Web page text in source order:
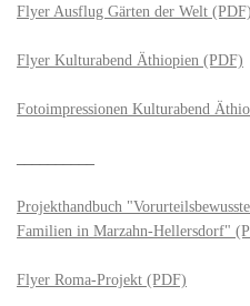
Flyer Ausflug Gärten der Welt (PDF)
Flyer Kulturabend Äthiopien (PDF)
Fotoimpressionen Kulturabend
Projekthandbuch
Familien in Marzahn-Hellersdorf"
Flyer Roma-Projekt (PDF)